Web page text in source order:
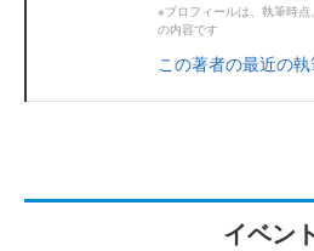
※プロフィールは、執筆時
の内容です
この著者の最近の
イベント